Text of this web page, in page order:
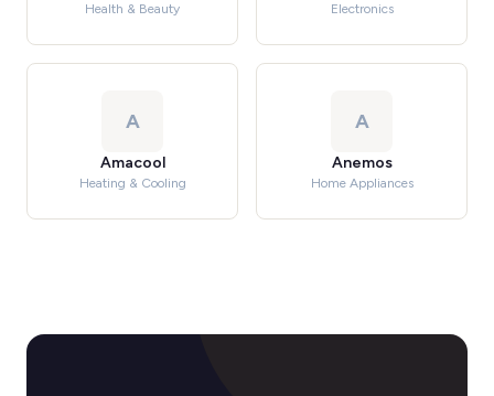
Health & Beauty Electronics
A
Amacool
Heating & Cooling
A
Anemos
Home Appliances